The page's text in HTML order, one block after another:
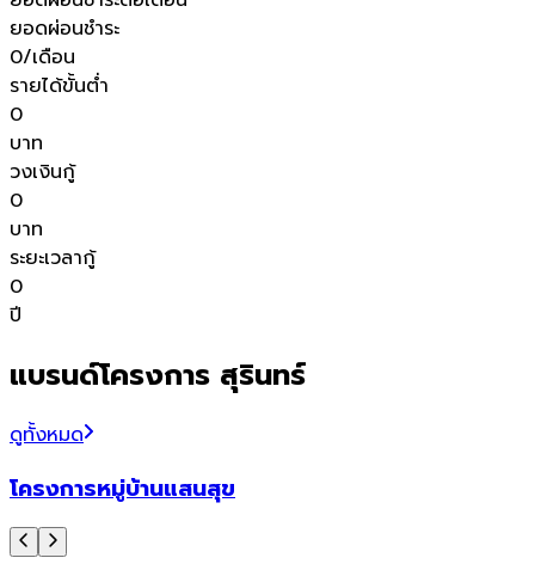
ยอดผ่อนชำระ
0/เดือน
รายได้ขั้นต่ำ
0
บาท
วงเงินกู้
0
บาท
ระยะเวลากู้
0
ปี
แบรนด์โครงการ สุรินทร์
ดูทั้งหมด
โครงการหมู่บ้านแสนสุข